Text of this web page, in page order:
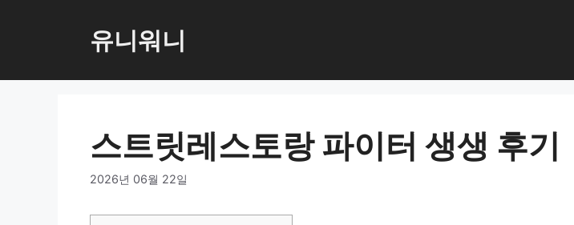
로
유니워니
스트릿레스토랑 파이터 생생 후기
2026년 06월 22일